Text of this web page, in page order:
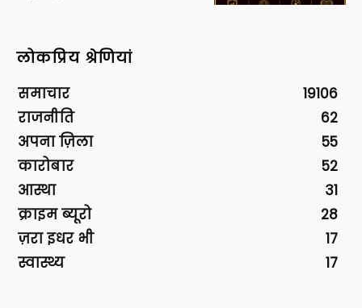
लोकप्रिय श्रेणियां
समाचार
19106
राजनीति
62
अपना ज़िला
55
कारोबार
52
आस्था
31
क्राइम ब्यूरो
28
ज़रा इधर भी
17
स्वास्थ्य
17